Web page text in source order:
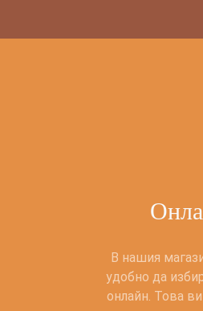
В нашия
удобно да
онлайн. Това